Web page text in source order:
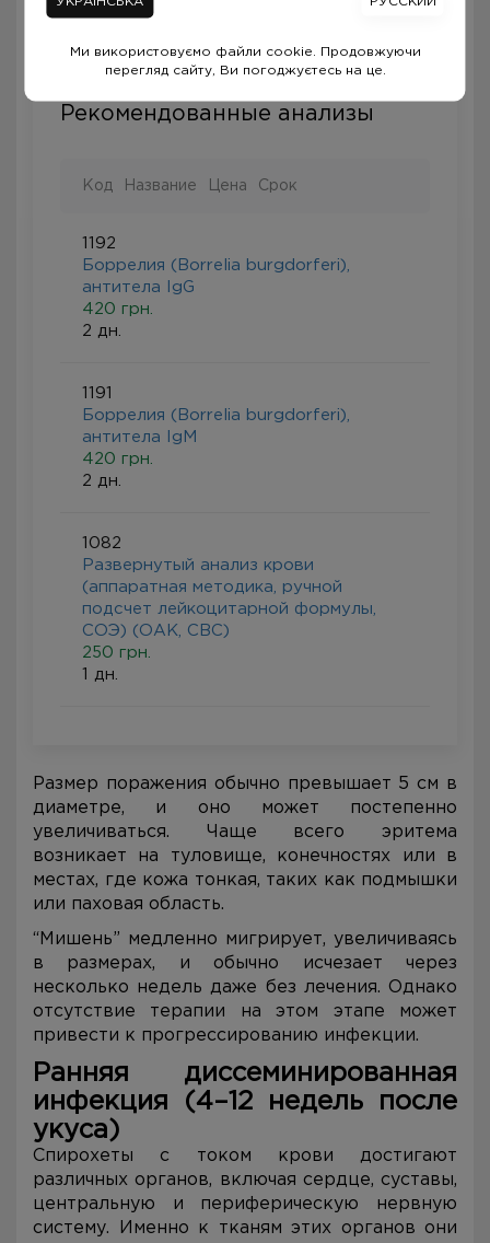
пациентов она может быть окрашена
Рекомендованные анализы
Код Название Цена Срок
1192
Боррелия (Borrelia burgdorferi),
антитела IgG
420 грн.
2 дн.
1191
Боррелия (Borrelia burgdorferi),
антитела IgM
420 грн.
2 дн.
1082
Развернутый анализ крови
(аппаратная методика, ручной
подсчет лейкоцитарной формулы,
СОЭ) (ОАК, CBC)
250 грн.
1 дн.
Размер поражения обычно превышает 5 см в
диаметре, и оно может постепенно
увеличиваться. Чаще всего эритема
возникает на туловище, конечностях или в
местах, где кожа тонкая, таких как подмышки
или паховая область.
“Мишень” медленно мигрирует, увеличиваясь
в размерах, и обычно исчезает через
несколько недель даже без лечения. Однако
отсутствие терапии на этом этапе может
привести к прогрессированию инфекции.
Ранняя диссеминированная
инфекция (4–12 недель после
укуса)
Спирохеты с током крови достигают
различных органов, включая сердце, суставы,
центральную и периферическую нервную
систему. Именно к тканям этих органов они
Ми використовуємо файли cookie. Продовжуючи
перегляд сайту, Ви погоджуєтесь на це.